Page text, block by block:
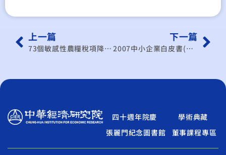
上一篇
73個敏感性農糧稅項降稅與配額擴增衝擊之研究
下一篇
2007中小企業白皮書(中文版)
四十週年院慶
學術典藏
張麗門紀念圖書館
董事課程專區